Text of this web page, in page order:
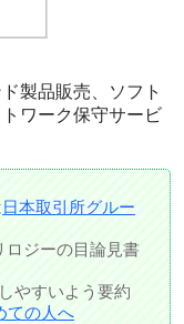
製品販売、ソフト
ワーク保守サービ
日本取引所グルー
ロジーの目論見書
やすいよう要約
ての人へ